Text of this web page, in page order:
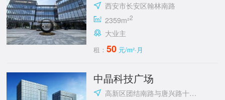
西安市长安区翰林南路
2359m²2
大业主
租：50 元/m²·月
中晶科技广场
高新区团结南路与唐兴路十字东南角